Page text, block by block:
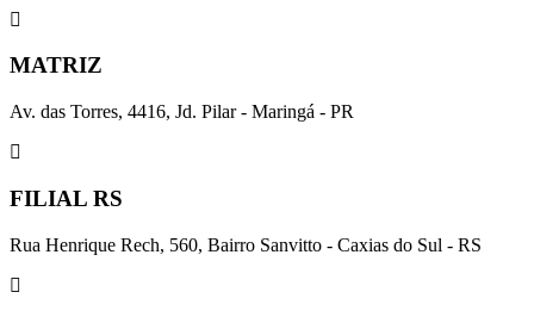
MATRIZ
Av. das Torres, 4416, Jd. Pilar - Maringá - PR
FILIAL RS
Rua Henrique Rech, 560, Bairro Sanvitto - Caxias do Sul - RS